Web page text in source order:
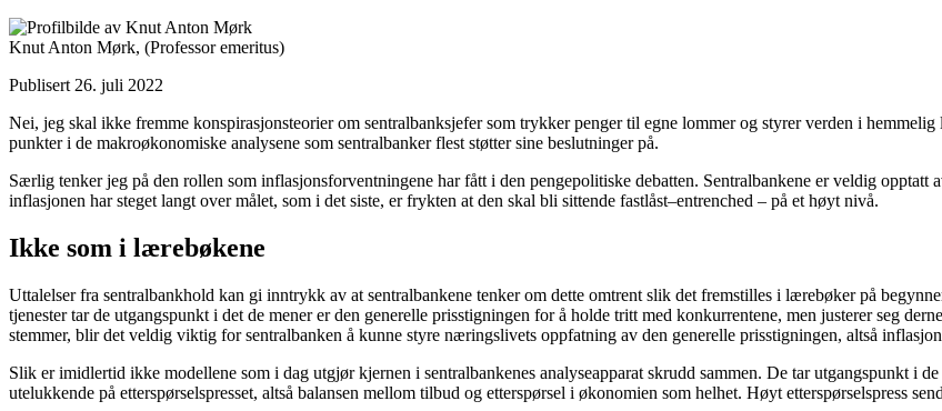
Knut Anton Mørk, (Professor emeritus)
Publisert 26. juli 2022
Nei, jeg skal ikke fremme konspirasjonsteorier om sentralbanksjefer som trykker penger til egne lommer og styrer verden i
punkter i de makroøkonomiske analysene som sentralbanker flest støtter sine beslutninger på.
Særlig tenker jeg på den rollen som inflasjonsforventningene har fått i den pengepolitiske debatten. Sentralbankene er veldig
inflasjonen har steget langt over målet, som i det siste, er frykten at den skal bli sittende fastlåst–entrenched – på et høyt nivå.
Ikke som i lærebøkene
Uttalelser fra sentralbankhold kan gi inntrykk av at sentralbankene tenker om dette omtrent slik det fremstilles i lærebøker på
tjenester tar de utgangspunkt i det de mener er den generelle prisstigningen for å holde tritt med konkurrentene, men justerer seg
stemmer, blir det veldig viktig for sentralbanken å kunne styre næringslivets oppfatning av den generelle prisstigningen, altså
Slik er imidlertid ikke modellene som i dag utgjør kjernen i sentralbankenes analyseapparat skrudd sammen. De tar utgangspunkt i
utelukkende på etterspørselspresset, altså balansen mellom tilbud og etterspørsel i økonomien som helhet. Høyt etterspørselspress